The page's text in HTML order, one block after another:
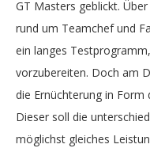
GT Masters geblickt.
rund um Teamchef und
ein langes
vorzubereiten. Doch am
die Ernüchterung in
Dieser soll die
möglichst gleiches